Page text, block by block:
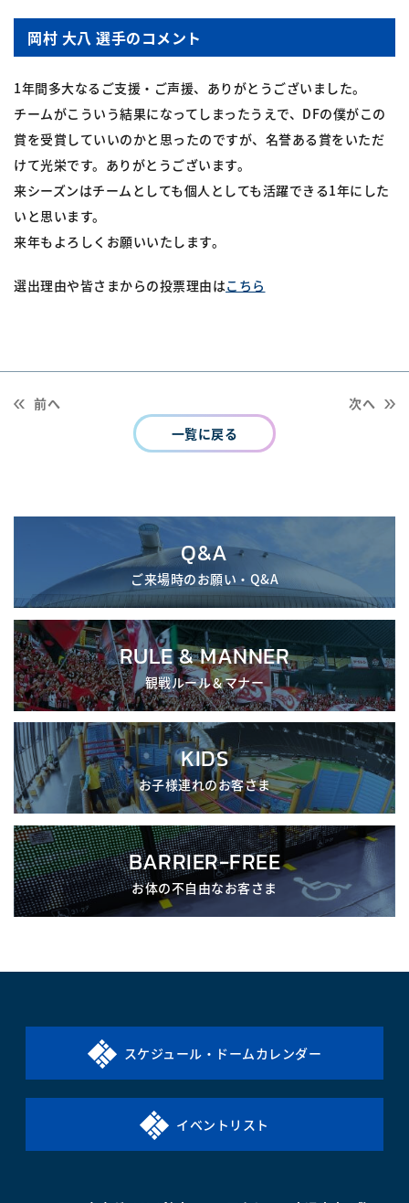
岡村 大八 選手のコメント
1年間多大なるご支援・ご声援、ありがとうございました。
チームがこういう結果になってしまったうえで、DFの僕がこの
賞を受賞していいのかと思ったのですが、名誉ある賞をいただ
けて光栄です。ありがとうございます。
来シーズンはチームとしても個人としても活躍できる1年にした
いと思います。
来年もよろしくお願いいたします。
選出理由や皆さまからの投票理由はこちら
前へ
一覧に戻る
次へ
Q&A
ご来場時のお願い・Q&A
RULE & MANNER
観戦ルール＆マナー
KIDS
お子様連れのお客さま
BARRIER-FREE
お体の不自由なお客さま
スケジュール・ドームカレンダー
イベントリスト